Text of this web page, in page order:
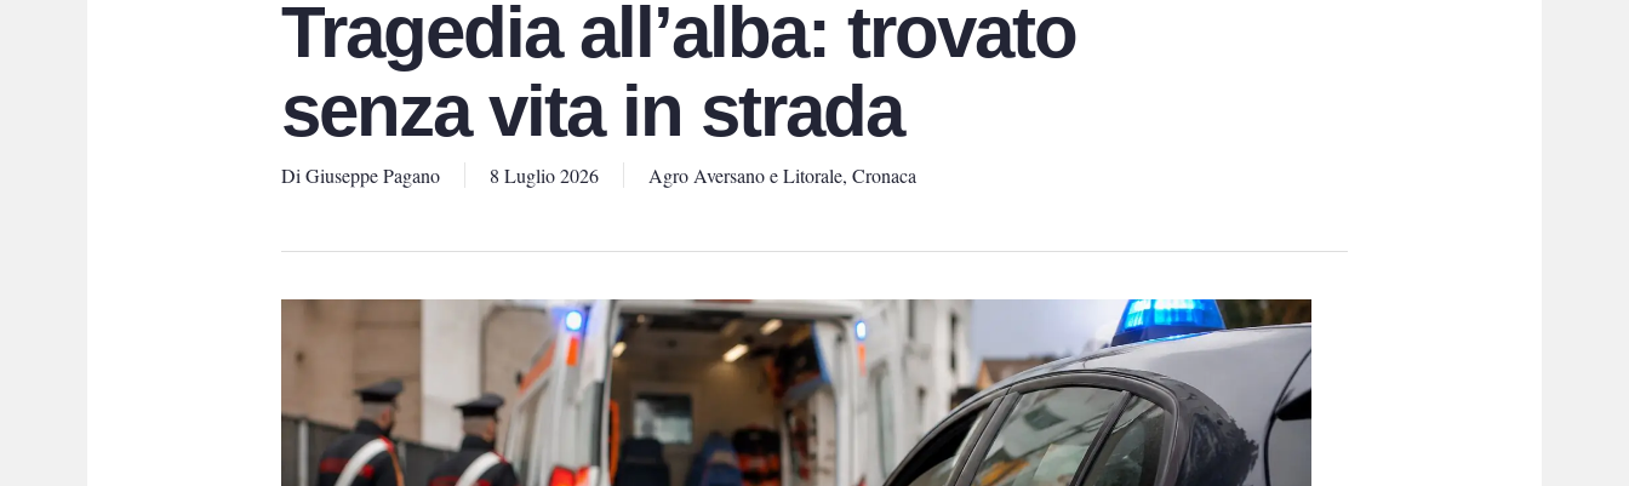
Tragedia all’alba: trovato
senza vita in strada
Di Giuseppe Pagano 8 Luglio 2026 Agro Aversano e Litorale, Cronaca